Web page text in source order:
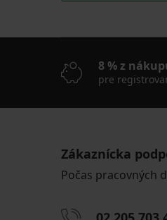
8 % z
pre
Zákaznícka
Počas pracovných